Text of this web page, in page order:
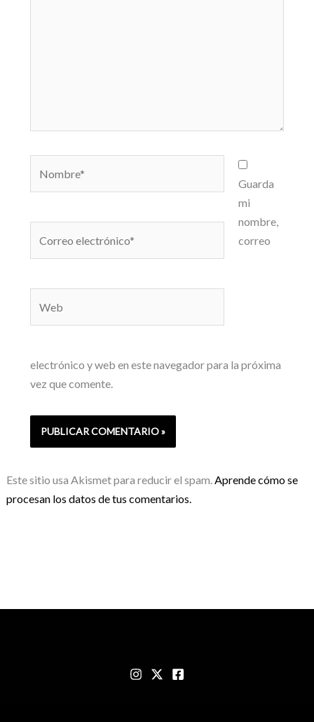
electrónico*
Guarda
mi
nombre,
correo
electrónico y web en este navegador para la próxima
vez que comente.
Este sitio usa Akismet para reducir el spam.Aprende cómo se
procesan los datos de tus comentarios.